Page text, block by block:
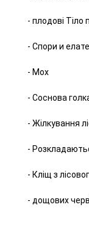
- плодові Тіло
- Спори и
- Мох
- Соснова
- Жілкування
-
- Кліщ з
- дощових